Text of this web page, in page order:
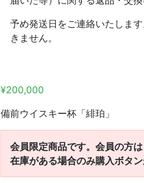
予め発送日をご連絡いたしま
きません。
¥200,000
備前ウイスキー杯「緋珀」
会員限定商品です。会員の方
在庫がある場合のみ購入ボタン